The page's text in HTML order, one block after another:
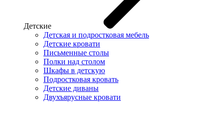
Детские
Детская и подростковая мебель
Детские кровати
Письменные столы
Полки над столом
Шкафы в детскую
Подростковая кровать
Детские диваны
Двухъярусные кровати